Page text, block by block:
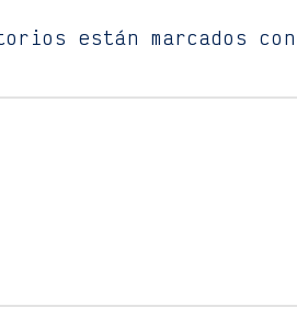
están marcados con